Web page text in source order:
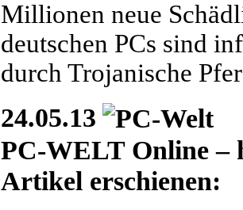
Millionen neue
deutschen PCs sind
durch Trojanische
24.05.13
PC-WELT Online –
Artikel erschienen: